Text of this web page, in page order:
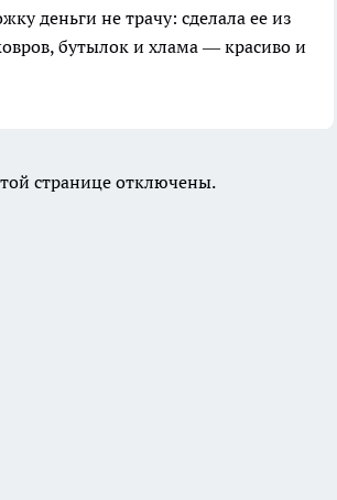
деньги не трачу: сделала ее из
бутылок и хлама — красиво и
странице отключены.